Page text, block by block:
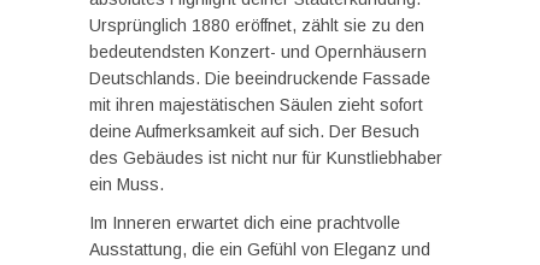
Ursprünglich 1880 eröffnet, zählt sie zu den
bedeutendsten Konzert- und Opernhäusern
Deutschlands. Die beeindruckende Fassade
mit ihren majestätischen Säulen zieht sofort
deine Aufmerksamkeit auf sich. Der Besuch
des Gebäudes ist nicht nur für Kunstliebhaber
ein Muss.
Im Inneren erwartet dich eine prachtvolle
Ausstattung, die ein Gefühl von Eleganz und